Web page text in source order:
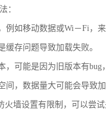
：
例如移动数据或Wi－Fi，
缓存问题导致加载失败。
，可能是因为旧版本有bug
间，数据量大可能会导致加
火墙设置有限制，可以尝